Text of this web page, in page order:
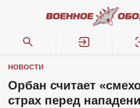
НОВОСТИ
Орбан считает
страх перед